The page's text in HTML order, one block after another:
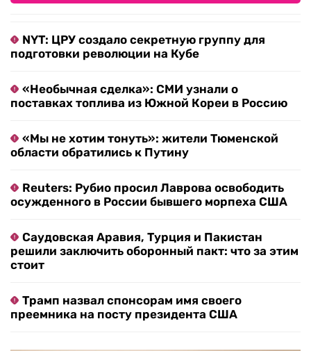
NYT: ЦРУ создало секретную группу для
подготовки революции на Кубе
«Необычная сделка»: СМИ узнали о
поставках топлива из Южной Кореи в Россию
«Мы не хотим тонуть»: жители Тюменской
области обратились к Путину
Reuters: Рубио просил Лаврова освободить
осужденного в России бывшего морпеха США
Саудовская Аравия, Турция и Пакистан
решили заключить оборонный пакт: что за этим
стоит
Трамп назвал спонсорам имя своего
преемника на посту президента США